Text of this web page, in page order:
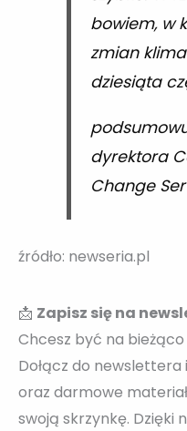
bowiem, w
zmian
dziesiąta
dyrektora
Change
źródło: newseria.pl
📩 Zapisz się na
Chcesz być na
Dołącz do
oraz darmowe
swoją skrzynkę. Dzięki